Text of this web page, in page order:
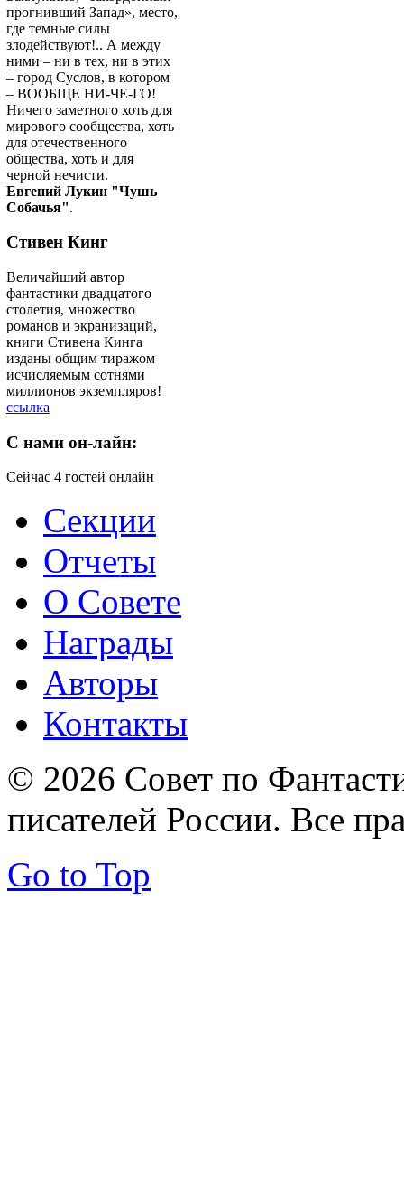
прогнивший Запад», место,
где темные силы
злодействуют!.. А между
ними – ни в тех, ни в этих
– город Суслов, в котором
– ВООБЩЕ НИ-ЧЕ-ГО!
Ничего заметного хоть для
мирового сообщества, хоть
для отечественного
общества, хоть и для
черной нечисти.
Евгений Лукин "Чушь
Собачья".
Стивен Кинг
Величайший автор
фантастики двадцатого
столетия, множество
романов и экранизаций,
книги Стивена Кинга
изданы общим тиражом
исчисляемым сотнями
миллионов экземпляров!
ссылка
C нами он-лайн:
Сейчас 4 гостей онлайн
Секции
Отчеты
О Совете
Награды
Авторы
Контакты
© 2026 Совет по
писателей России. Все
Go to Top